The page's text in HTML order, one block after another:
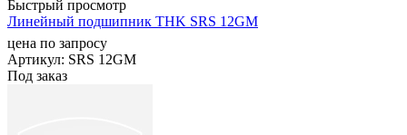
Быстрый просмотр
Линейный подшипник THK SRS 12GM
цена по запросу
Артикул: SRS 12GM
Под заказ